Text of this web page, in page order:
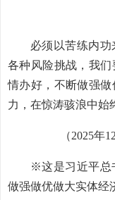
必须以苦练内
各种风险挑战，我
情办好，不断做强
力，在惊涛骇浪中始
（2025年
※这是习近平总
做强做优做大实体经